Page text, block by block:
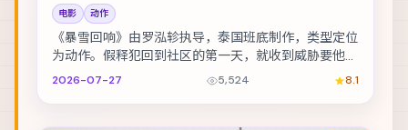
电影 动作
《暴雪回响》由罗泓轸执导，泰国班底制作，类型定位
为动作。假释犯回到社区的第一天，就收到威胁要他还
一笔不存在的债。主演包括赞达亚、朱一龙、玛格特·...
2026-07-27 5,524 8.1